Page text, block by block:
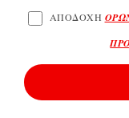
ΑΠΟΔΟΧΗ